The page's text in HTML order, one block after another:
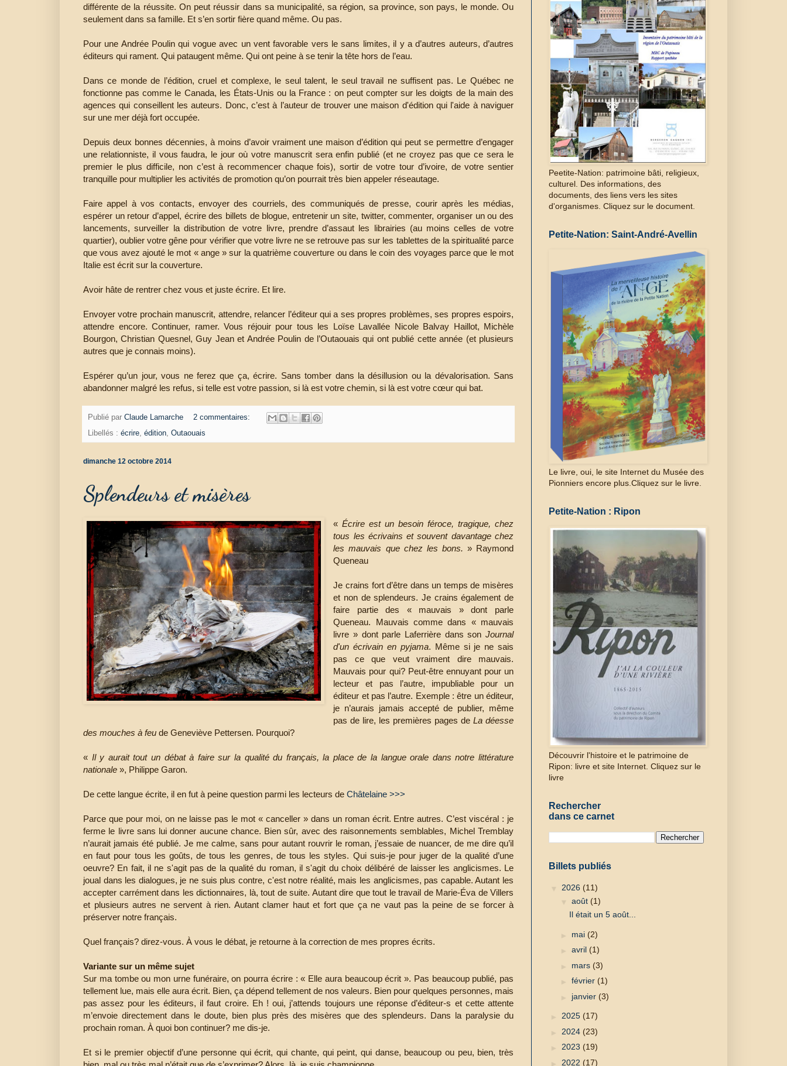
différente de la réussite. On peut réussir dans sa municipalité, sa région, sa province, son pays, le monde. Ou
seulement dans sa famille. Et s’en sortir fière quand même. Ou pas.
Pour une Andrée Poulin qui vogue avec un vent favorable vers le sans limites, il y a d’autres auteurs, d’autres
éditeurs qui rament. Qui pataugent même. Qui ont peine à se tenir la tête hors de l’eau.
Dans ce monde de l’édition, cruel et complexe, le seul talent, le seul travail ne suffisent pas. Le Québec ne
fonctionne pas comme le Canada, les États-Unis ou la France : on peut compter sur les doigts de la main des
agences qui conseillent les auteurs. Donc, c’est à l’auteur de trouver une maison d'édition qui l'aide à naviguer
sur une mer déjà fort occupée.
Depuis deux bonnes décennies, à moins d’avoir vraiment une maison d’édition qui peut se permettre d’engager
une relationniste, il vous faudra, le jour où votre manuscrit sera enfin publié (et ne croyez pas que ce sera le
premier le plus difficile, non c’est à recommencer chaque fois), sortir de votre tour d’ivoire, de votre sentier
tranquille pour multiplier les activités de promotion qu’on pourrait très bien appeler réseautage.
Faire appel à vos contacts, envoyer des courriels, des communiqués de presse, courir après les médias,
espérer un retour d’appel, écrire des billets de blogue, entretenir un site, twitter, commenter, organiser un ou des
lancements, surveiller la distribution de votre livre, prendre d’assaut les librairies (au moins celles de votre
quartier), oublier votre gêne pour vérifier que votre livre ne se retrouve pas sur les tablettes de la spiritualité parce
que vous avez ajouté le mot « ange » sur la quatrième couverture ou dans le coin des voyages parce que le mot
Italie est écrit sur la couverture.
Avoir hâte de rentrer chez vous et juste écrire. Et lire.
Envoyer votre prochain manuscrit, attendre, relancer l’éditeur qui a ses propres problèmes, ses propres espoirs,
attendre encore. Continuer, ramer. Vous réjouir pour tous les Loïse Lavallée Nicole Balvay Haillot, Michèle
Bourgon, Christian Quesnel, Guy Jean et Andrée Poulin de l’Outaouais qui ont publié cette année (et plusieurs
autres que je connais moins).
Espérer qu’un jour, vous ne ferez que ça, écrire. Sans tomber dans la désillusion ou la dévalorisation. Sans
abandonner malgré les refus, si telle est votre passion, si là est votre chemin, si là est votre cœur qui bat.
Publié par Claude Lamarche
2 commentaires:
Libellés : écrire, édition, Outaouais
dimanche 12 octobre 2014
Splendeurs et misères
«Écrire est un besoin féroce, tragique, chez
tous les écrivains et souvent davantage chez
les mauvais que chez les bons. » Raymond
Queneau
Je crains fort d’être dans un temps de misères
et non de splendeurs. Je crains également de
faire partie des « mauvais » dont parle
Queneau. Mauvais comme dans « mauvais
livre » dont parle Laferrière dans son Journal
d'un écrivain en pyjama. Même si je ne sais
pas ce que veut vraiment dire mauvais.
Mauvais pour qui? Peut-être ennuyant pour un
lecteur et pas l’autre, impubliable pour un
éditeur et pas l’autre. Exemple : être un éditeur,
je n’aurais jamais accepté de publier, même
pas de lire, les premières pages deLa déesse
des mouches à feu de Geneviève Pettersen. Pourquoi?
« Il y aurait tout un débat à faire sur la qualité du français, la place de la langue orale dans notre littérature
nationale », Philippe Garon.
De cette langue écrite, il en fut à peine question parmi les lecteurs de Châtelaine >>>
Parce que pour moi, on ne laisse pas le mot « canceller » dans un roman écrit. Entre autres. C’est viscéral : je
ferme le livre sans lui donner aucune chance. Bien sûr, avec des raisonnements semblables, Michel Tremblay
n’aurait jamais été publié. Je me calme, sans pour autant rouvrir le roman, j’essaie de nuancer, de me dire qu’il
en faut pour tous les goûts, de tous les genres, de tous les styles. Qui suis-je pour juger de la qualité d’une
oeuvre? En fait, il ne s'agit pas de la qualité du roman, il s'agit du choix délibéré de laisser les anglicismes. Le
joual dans les dialogues, je ne suis plus contre, c'est notre réalité, mais les anglicismes, pas capable. Autant les
accepter carrément dans les dictionnaires, là, tout de suite. Autant dire que tout le travail de Marie-Éva de Villers
et plusieurs autres ne servent à rien. Autant clamer haut et fort que ça ne vaut pas la peine de se forcer à
préserver notre français.
Quel français? direz-vous. À vous le débat, je retourne à la correction de mes propres écrits.
Variante sur un même sujet
Sur ma tombe ou mon urne funéraire, on pourra écrire : « Elle aura beaucoup écrit ». Pas beaucoup publié, pas
tellement lue, mais elle aura écrit. Bien, ça dépend tellement de nos valeurs. Bien pour quelques personnes, mais
pas assez pour les éditeurs, il faut croire. Eh ! oui, j’attends toujours une réponse d’éditeur-s et cette attente
m’envoie directement dans le doute, bien plus près des misères que des splendeurs. Dans la paralysie du
prochain roman. À quoi bon continuer? me dis-je.
Et si le premier objectif d’une personne qui écrit, qui chante, qui peint, qui danse, beaucoup ou peu, bien, très
Peetite-Nation: patrimoine bâti, religieux,
culturel. Des informations, des
documents, des liens vers les sites
d'organismes. Cliquez sur le document.
Petite-Nation: Saint-André-Avellin
Le livre, oui, le site Internet du Musée des
Pionniers encore plus.Cliquez sur le livre.
Petite-Nation : Ripon
Découvrir l'histoire et le patrimoine de
Ripon: livre et site Internet. Cliquez sur le
livre
Rechercher
dans ce carnet
Billets publiés
▼ 2026 (11)
▼ août (1)
Il était un 5 août...
► mai (2)
► avril (1)
► mars (3)
► février (1)
► janvier (3)
► 2025 (17)
► 2024 (23)
► 2023 (19)
► 2022 (17)